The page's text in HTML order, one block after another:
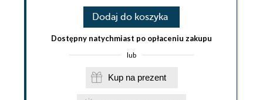
Dodaj do koszyka
Dostępny natychmiast po opłaceniu zakupu
lub
Kup na prezent